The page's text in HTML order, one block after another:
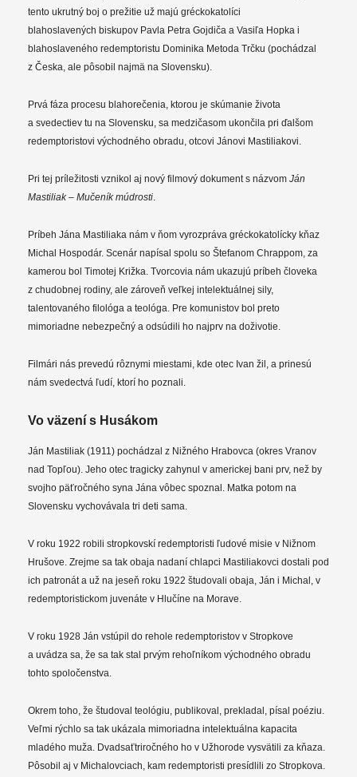
tento ukrutný boj o prežitie už majú gréckokatolíci
blahoslavených biskupov Pavla Petra Gojdiča a Vasiľa Hopka i
blahoslaveného redemptoristu Dominika Metoda Trčku (pochádzal
z Česka, ale pôsobil najmä na Slovensku).
Prvá fáza procesu blahorečenia, ktorou je skúmanie života
a svedectiev tu na Slovensku, sa medzičasom ukončila pri ďalšom
redemptoristovi východného obradu, otcovi Jánovi Mastiliakovi.
Pri tej príležitosti vznikol aj nový filmový dokument s názvom Ján
Mastiliak – Mučeník múdrosti
Príbeh Jána Mastiliaka nám v ňom vyrozpráva gréckokatolícky kňaz
Michal Hospodár. Scenár napísal spolu so Štefanom Chrappom, za
kamerou bol Timotej Križka. Tvorcovia nám ukazujú príbeh človeka
z chudobnej rodiny, ale zároveň veľkej intelektuálnej sily,
talentovaného filológa a teológa. Pre komunistov bol preto
mimoriadne nebezpečný a odsúdili ho najprv na doživotie.
Filmári nás prevedú rôznymi miestami, kde otec Ivan žil, a prinesú
nám svedectvá ľudí, ktorí ho poznali.
Vo väzení s Husákom
Ján Mastiliak (1911) pochádzal z Nižného Hrabovca (okres Vranov
nad Topľou). Jeho otec tragicky zahynul v americkej bani prv, než by
svojho päťročného syna Jána vôbec spoznal. Matka potom na
Slovensku vychovávala tri deti sama.
V roku 1922 robili stropkovskí redemptoristi ľudové misie v Nižnom
Hrušove. Zrejme sa tak obaja nadaní chlapci Mastiliakovci dostali pod
ich patronát a už na jeseň roku 1922 študovali obaja, Ján i Michal, v
redemptoristickom juvenáte v Hlučíne na Morave.
V roku 1928 Ján vstúpil do rehole redemptoristov v Stropkove
a uvádza sa, že sa tak stal prvým rehoľníkom východného obradu
tohto spoločenstva.
Okrem toho, že študoval teológiu, publikoval, prekladal, písal poéziu.
Veľmi rýchlo sa tak ukázala mimoriadna intelektuálna kapacita
mladého muža. Dvadsaťtriročného ho v Užhorode vysvätili za kňaza.
Pôsobil aj v Michalovciach, kam redemptoristi presídlili zo Stropkova.